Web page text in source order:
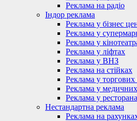
Реклама на радіо
Індор реклама
Реклама у бізнес
Реклама у
Реклама у
Реклама у ліфтах
Реклама у ВНЗ
Реклама на стійках
Реклама у торгових
Реклама у
Реклама у
Нестандартна реклама
Реклама на